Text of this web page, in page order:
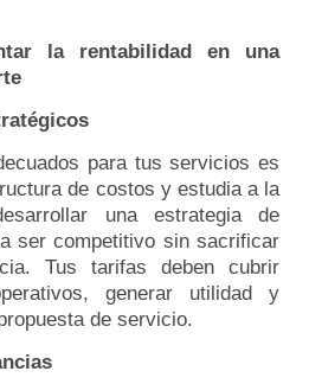
la rentabilidad en una
para tus servicios es
de costos y estudia a la
una estrategia de
ser competitivo sin sacrificar
Tus tarifas deben cubrir
generar utilidad y
de servicio.